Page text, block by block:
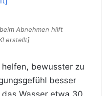
Abnehmen hilft
erstellt]
bewusster zu
besser
Wasser etwa 30